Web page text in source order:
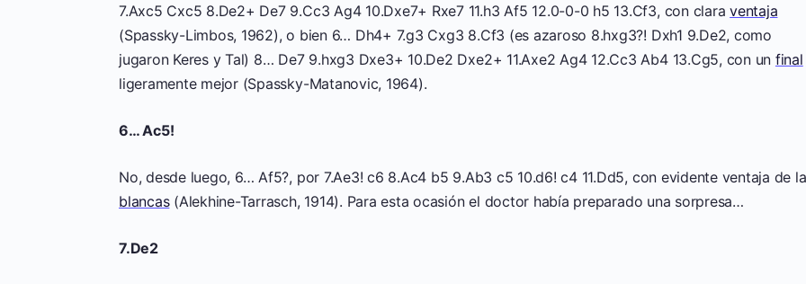
7.Axc5 Cxc5 8.De2+ De7 9.Cc3 Ag4 10.Dxe7+ Rxe7 11.h3 Af5 12.0-0-0 h5 13.Cf3, con claraventaja
(Spassky-Limbos, 1962), o bien 6… Dh4+ 7.g3 Cxg3 8.Cf3 (es azaroso 8.hxg3?! Dxh1 9.De2, como
jugaron Keres y Tal) 8… De7 9.hxg3 Dxe3+ 10.De2 Dxe2+ 11.Axe2 Ag4 12.Cc3 Ab4 13.Cg5, con un final
ligeramente mejor (Spassky-Matanovic, 1964).
6… Ac5!
No, desde luego, 6… Af5?, por 7.Ae3! c6 8.Ac4 b5 9.Ab3 c5 10.d6! c4 11.Dd5, con evidente ventaja de
blancas(Alekhine-Tarrasch, 1914). Para esta ocasión el doctor había preparado una sorpresa…
7.De2